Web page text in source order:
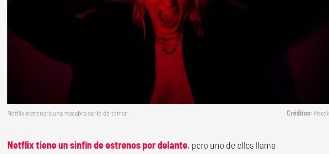
Netflix estrenará una macabra serie de terror.
Netflix tiene un sinfín de estrenos por delante, pero uno de ellos llama